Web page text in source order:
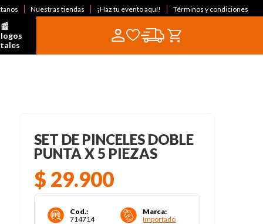
Nuestras tiendas ¡Haz tu evento aquí! Términos y condiciones
SET DE PINCELES DOBLE
PUNTA X 5 PIEZAS
$ 29.900
Cod.:
714714
Marca:
Importado